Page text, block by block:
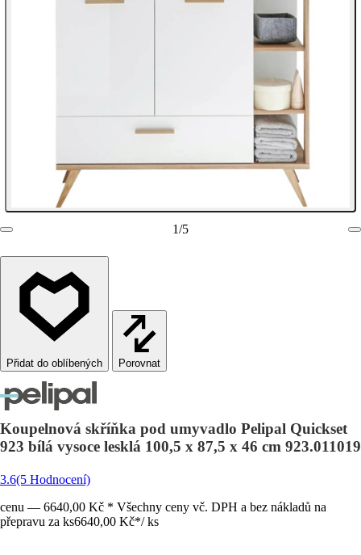
1/5
Porovnat
Koupelnová skříňka pod umyvadlo Pelipal Quickset
923 bílá vysoce lesklá 100,5 x 87,5 x 46 cm 923.011019
3.6(5 Hodnocení)
cenu — 6640,00 Kč * Všechny ceny vč. DPH a bez nákladů na
přepravu za ks6640,00 Kč*/ ks